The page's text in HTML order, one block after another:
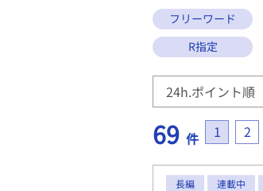
フリーワード
R指定
69 件 1 2
長編 連載中